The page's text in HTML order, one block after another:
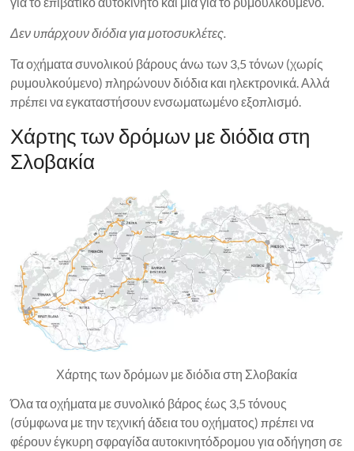
Δεν υπάρχουν διόδια για μοτοσυκλέτες.
Τα οχήματα συνολικού βάρους άνω των 3,5 τόνων (χωρίς
ρυμουλκούμενο) πληρώνουν διόδια και ηλεκτρονικά. Αλλά
πρέπει να εγκαταστήσουν ενσωματωμένο εξοπλισμό.
Χάρτης των δρόμων με διόδια στη
Σλοβακία
Χάρτης των δρόμων με διόδια στη Σλοβακία
Όλα τα οχήματα με συνολικό βάρος έως 3,5 τόνους
(σύμφωνα με την τεχνική άδεια του οχήματος) πρέπει να
φέρουν έγκυρη σφραγίδα αυτοκινητόδρομου για οδήγηση σε